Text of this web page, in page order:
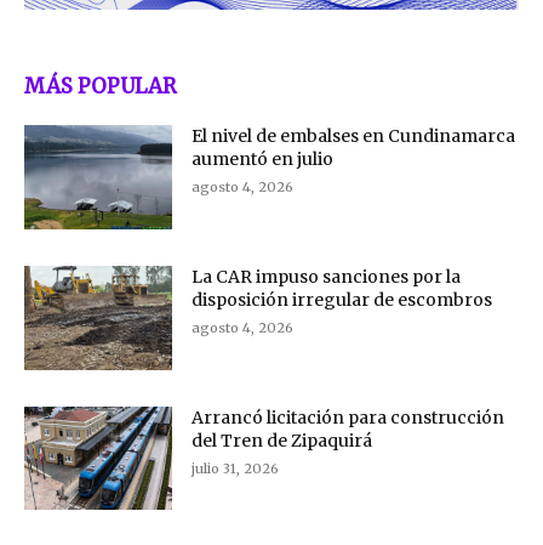
MÁS POPULAR
El nivel de embalses en Cundinamarca
aumentó en julio
agosto 4, 2026
La CAR impuso sanciones por la
disposición irregular de escombros
agosto 4, 2026
Arrancó licitación para construcción
del Tren de Zipaquirá
julio 31, 2026